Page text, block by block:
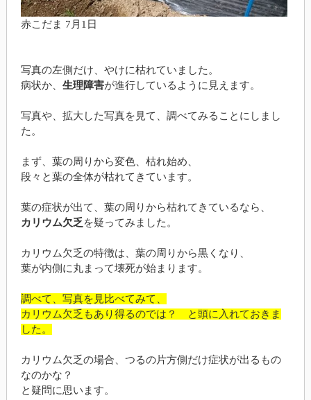
赤こだま 7月1日
写真の左側だけ、やけに枯れていました。
病状か、 生理障害が進行しているように見えます。
写真や、拡大した写真を見て、調べてみることにしまし
た。
まず、葉の周りから変色、枯れ始め、
段々と葉の全体が枯れてきています。
葉の症状が出て、葉の周りから枯れてきているなら、
カリウム欠乏 を疑ってみました。
カリウム欠乏の特徴は、葉の周りから黒くなり、
葉が内側に丸まって壊死が始まります。
調べて、写真を見比べてみて、
カリウム欠乏もあり得るのでは？ と頭に入れておきま
した。
カリウム欠乏の場合、つるの片方側だけ症状が出るもの
なのかな？
と疑問に思います。